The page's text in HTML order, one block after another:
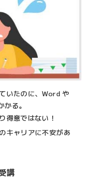
いたのに、Word や
る。
得意ではない！
キャリアに不安があ
講